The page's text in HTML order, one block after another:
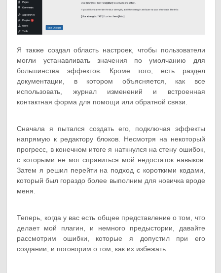
Я также создал область настроек, чтобы пользователи
могли устанавливать значения по умолчанию для
большинства эффектов. Кроме того, есть раздел
документации, в котором объясняется, как все
использовать, журнал изменений и встроенная
контактная форма для помощи или обратной связи.
Сначала я пытался создать его, подключая эффекты
напрямую к редактору блоков. Несмотря на некоторый
прогресс, в конечном итоге я наткнулся на стену ошибок,
с которыми не мог справиться мой недостаток навыков.
Затем я решил перейти на подход с короткими кодами,
который был гораздо более выполним для новичка вроде
меня.
Теперь, когда у вас есть общее представление о том, что
делает мой плагин, и немного предыстории, давайте
рассмотрим ошибки, которые я допустил при его
создании, и поговорим о том, как их избежать.